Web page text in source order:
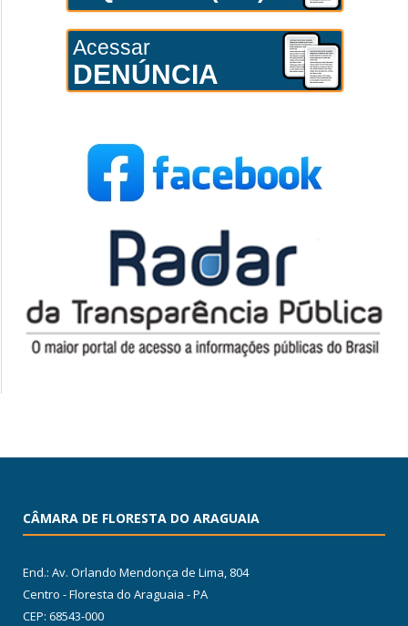
Acessar
DENÚNCIA
CÂMARA DE FLORESTA DO ARAGUAIA
End.: Av. Orlando Mendonça de Lima, 804
Centro - Floresta do Araguaia - PA
CEP: 68543-000